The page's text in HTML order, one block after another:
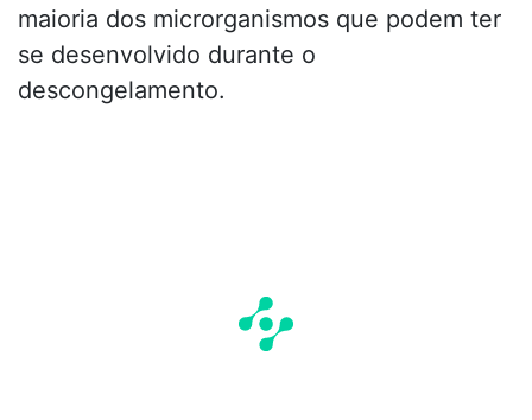
maioria dos microrganismos que podem ter
se desenvolvido durante o
descongelamento.